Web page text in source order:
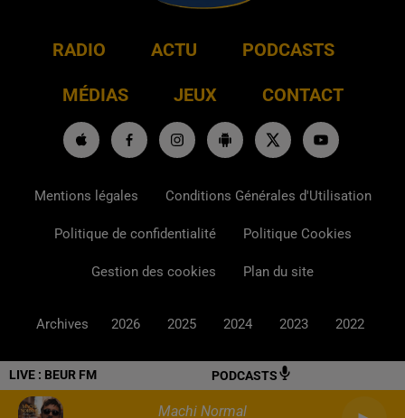
LIVE : BEUR FM PODCASTS
Machi Normal
RADIO ACTU PODCASTS
MÉDIAS JEUX CONTACT
Mentions légales Conditions Générales d'Utilisation
Politique de confidentialité Politique Cookies
Gestion des cookies Plan du site
Archives 2026 2025 2024 2023 2022